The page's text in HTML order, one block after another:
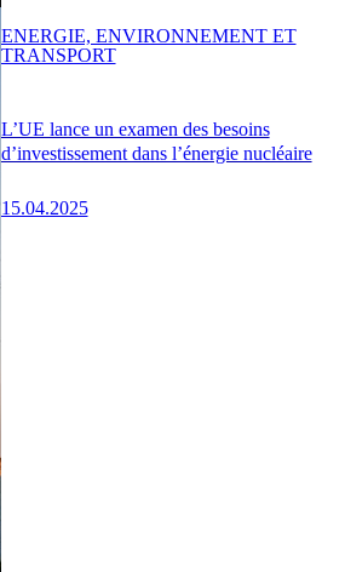
L’UE lance un examen des besoins
d’investissement dans l’énergie nucléaire
15.04.2025
ENERGIE, ENVIRONNEMENT ET
TRANSPORT